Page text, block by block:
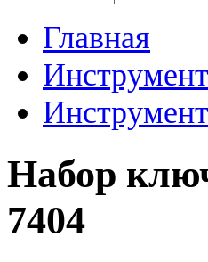
Главная
Набор
7404